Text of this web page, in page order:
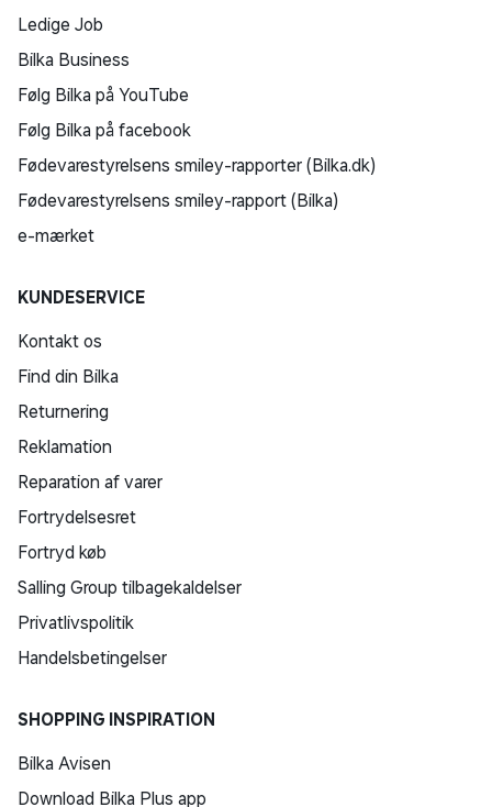
Ledige Job
Bilka Business
Følg Bilka på YouTube
Følg Bilka på facebook
Fødevarestyrelsens smiley-rapporter (Bilka.dk)
Fødevarestyrelsens smiley-rapport (Bilka)
e-mærket
KUNDESERVICE
Kontakt os
Find din Bilka
Returnering
Reklamation
Reparation af varer
Fortrydelsesret
Fortryd køb
Salling Group tilbagekaldelser
Privatlivspolitik
Handelsbetingelser
SHOPPING INSPIRATION
Bilka Avisen
Download Bilka Plus app